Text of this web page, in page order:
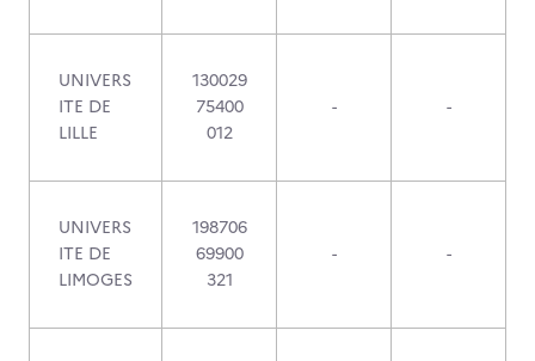
UNIVERS
ITE DE
LILLE
130029
75400
012
- -
UNIVERS
ITE DE
LIMOGES
198706
69900
321
- -